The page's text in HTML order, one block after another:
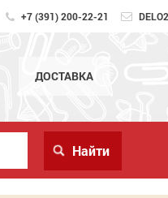
+7 (391) 200-22-21
ДОСТАВКА